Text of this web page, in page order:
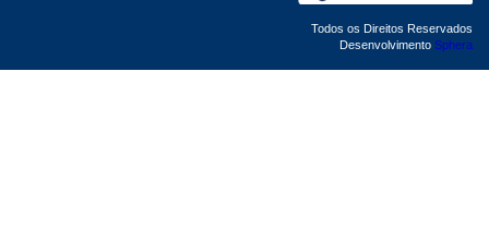
Todos os Direitos Reservados
Desenvolvimento Sphera